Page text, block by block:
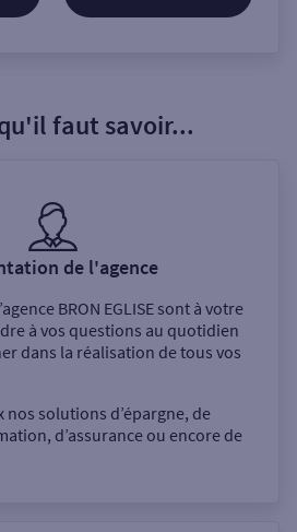
faut savoir...
de l'agence
BRON EGLISE sont à votre
à vos questions au quotidien
dans la réalisation de tous vos
nos solutions d’épargne, de
d’assurance ou encore de